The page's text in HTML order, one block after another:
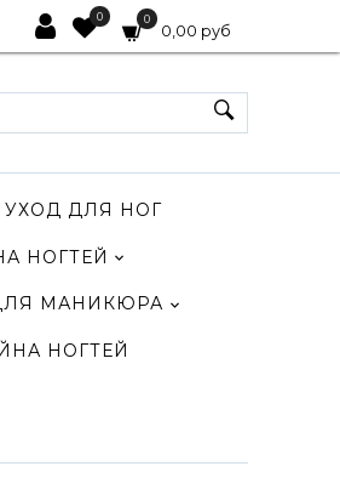
0 0
0,00 руб
УХОД ДЛЯ НОГ
НОГТЕЙ
МАНИКЮРА
НОГТЕЙ